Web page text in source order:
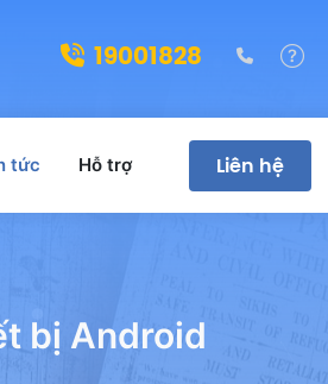
19001828
Liên hệ
tức Hỗ trợ
bị Android